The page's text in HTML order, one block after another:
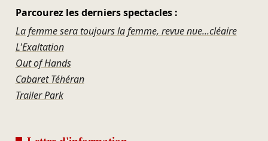
Parcourez les derniers spectacles :
La femme sera toujours la femme, revue nue...cléaire
L'Exaltation
Out of Hands
Cabaret Téhéran
Trailer Park